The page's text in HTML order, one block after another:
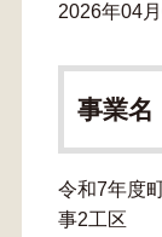
2026年04
事業名
令和7年度
事2工区